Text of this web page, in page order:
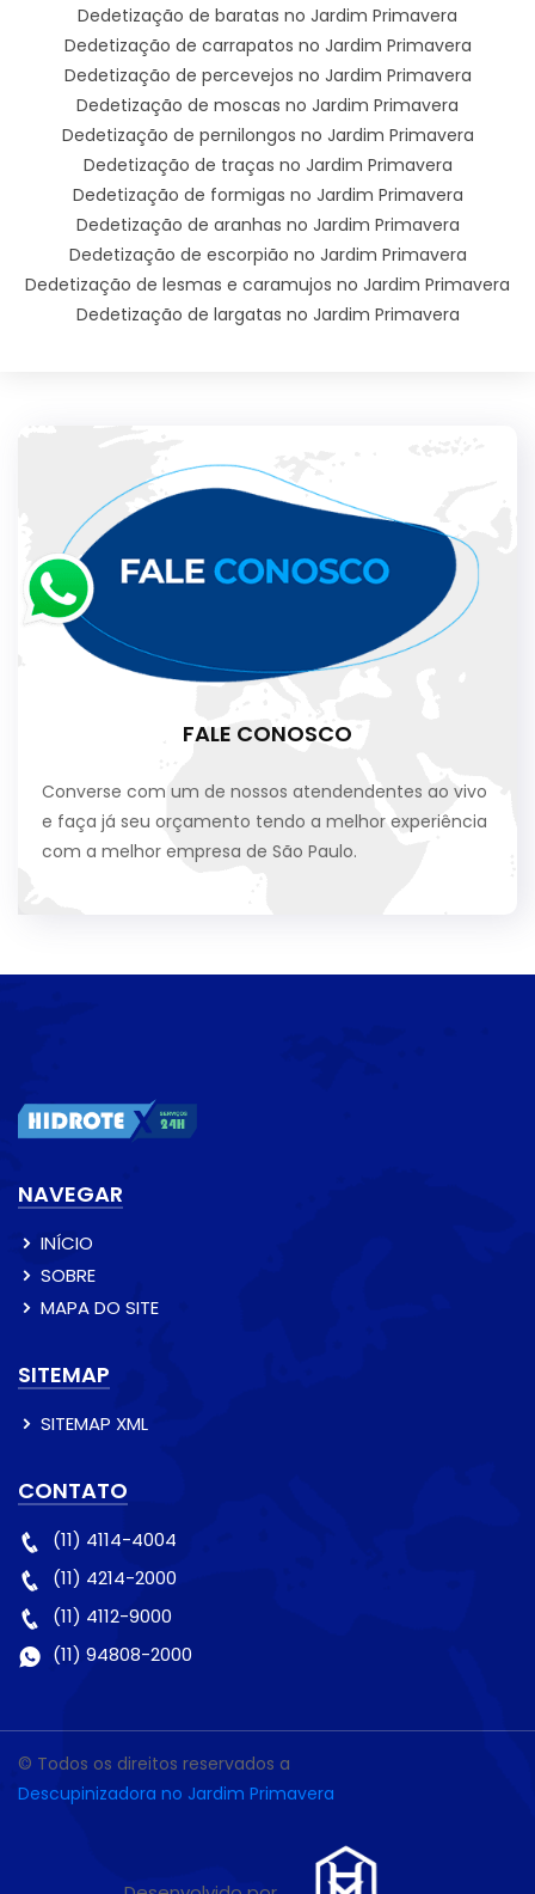
Dedetização de baratas no Jardim Primavera
Dedetização de carrapatos no Jardim Primavera
Dedetização de percevejos no Jardim Primavera
Dedetização de moscas no Jardim Primavera
Dedetização de pernilongos no Jardim Primavera
Dedetização de traças no Jardim Primavera
Dedetização de formigas no Jardim Primavera
Dedetização de aranhas no Jardim Primavera
Dedetização de escorpião no Jardim Primavera
Dedetização de lesmas e caramujos no Jardim Primavera
Dedetização de largatas no Jardim Primavera
FALE CONOSCO
Converse com um de nossos atendendentes ao vivo
e faça já seu orçamento tendo a melhor experiência
com a melhor empresa de São Paulo.
NAVEGAR
INÍCIO
SOBRE
MAPA DO SITE
SITEMAP
SITEMAP XML
CONTATO
(11) 4114-4004
(11) 4214-2000
(11) 4112-9000
(11) 94808-2000
© Todos os direitos reservados a
Descupinizadora no Jardim Primavera